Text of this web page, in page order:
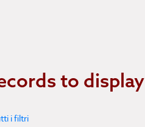
to display
i filtri